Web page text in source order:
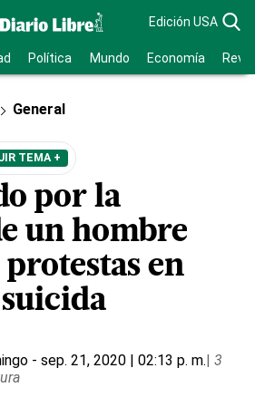
Edición USA
Política Mundo Economía
General
TEMA +
por la
un hombre
en
suicida
- sep. 21, 2020 | 02:13 p. m.| 3